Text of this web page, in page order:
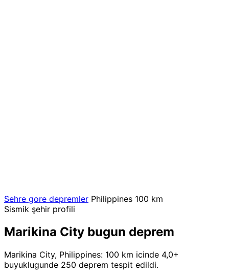
Sehre gore depremler Philippines 100 km
Sismik şehir profili
Marikina City bugun deprem
Marikina City, Philippines: 100 km icinde 4,0+
buyuklugunde 250 deprem tespit edildi.